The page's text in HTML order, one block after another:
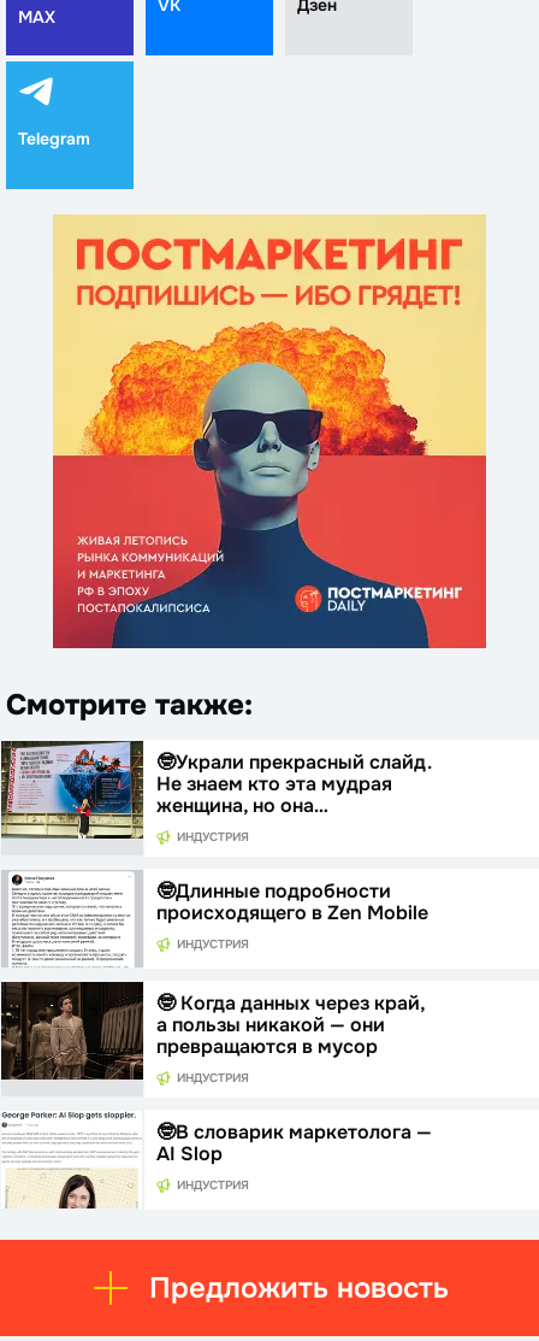
MAX
VK Дзен
Telegram
Смотрите также:
🤓Украли прекрасный слайд.
Не знаем кто эта мудрая
женщина, но она…
ИНДУСТРИЯ
🤓Длинные подробности
происходящего в Zen Mobile
ИНДУСТРИЯ
🤓 Когда данных через край,
а пользы никакой — они
превращаются в мусор
ИНДУСТРИЯ
🤓В словарик маркетолога —
AI Slop
ИНДУСТРИЯ
Предложить новость